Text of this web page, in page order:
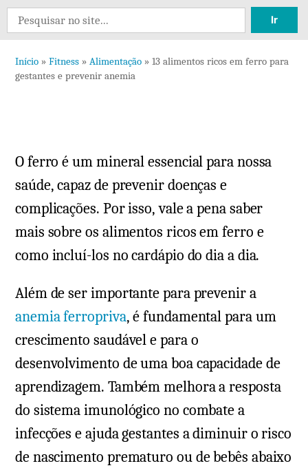
Deixe
em
Search
for:
Início » Fitness » Alimentação » 13 alimentos ricos em ferro para
gestantes e prevenir anemia
O ferro é um mineral essencial para nossa
saúde, capaz de prevenir doenças e
complicações. Por isso, vale a pena saber
mais sobre os alimentos ricos em ferro e
como incluí-los no cardápio do dia a dia.
Além de ser importante para prevenir a
anemia ferropriva, é fundamental para um
crescimento saudável e para o
desenvolvimento de uma boa capacidade de
aprendizagem. Também melhora a resposta
do sistema imunológico no combate a
infecções e ajuda gestantes a diminuir o risco
de nascimento prematuro ou de bebês abaixo